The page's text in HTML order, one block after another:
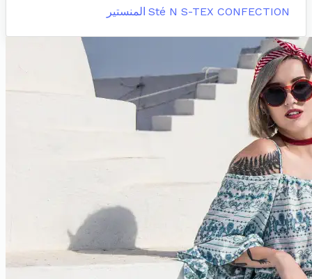
Sté N S-TEX CONFECTION المنستير